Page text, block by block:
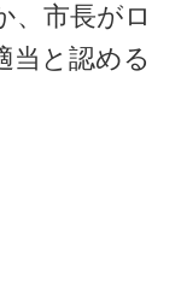
、市長がロ
当と認める